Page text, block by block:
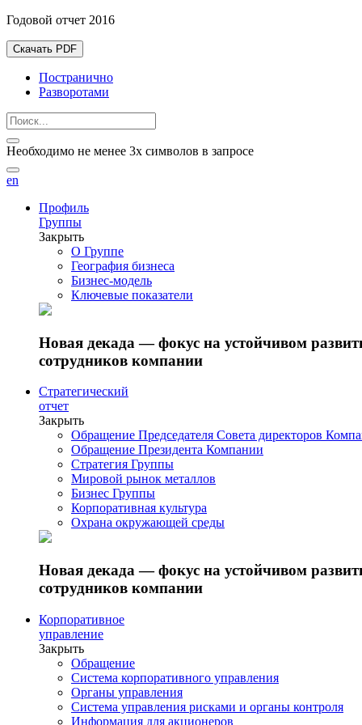
Годовой отчет 2016
Скачать PDF
Постранично
Разворотами
Необходимо не менее 3х символов в запросе
en
Профиль
Группы
Закрыть
О Группе
География бизнеса
Бизнес-модель
Ключевые показатели
Новая декада — фокус на устойчивом
сотрудников компании
Стратегический
отчет
Закрыть
Обращение Председателя Совета директоров
Обращение Президента Компании
Стратегия Группы
Мировой рынок металлов
Бизнес Группы
Корпоративная культура
Охрана окружающей среды
Новая декада — фокус на устойчивом
сотрудников компании
Корпоративное
управление
Закрыть
Обращение
Система корпоративного управления
Органы управления
Система управления рисками и органы контроля
Информация для акционеров